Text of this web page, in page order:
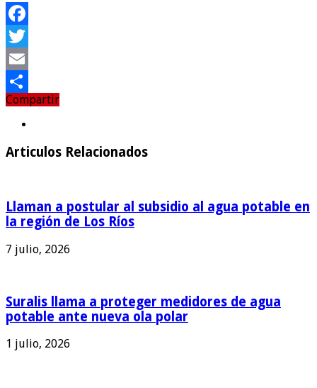
Facebook
Twitter
Email
Compartir
Compartir
Articulos Relacionados
Llaman a postular al subsidio al agua potable en
la región de Los Ríos
7 julio, 2026
Suralis llama a proteger medidores de agua
potable ante nueva ola polar
1 julio, 2026